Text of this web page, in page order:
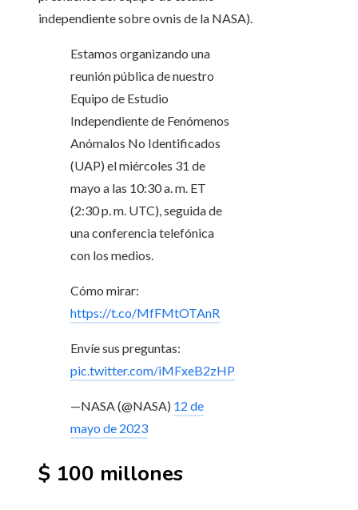
independiente sobre ovnis de la NASA).
Estamos organizando una
reunión pública de nuestro
Equipo de Estudio
Independiente de Fenómenos
Anómalos No Identificados
(UAP) el miércoles 31 de
mayo a las 10:30 a. m. ET
(2:30 p. m. UTC), seguida de
una conferencia telefónica
con los medios.
Cómo mirar:
https://t.co/MfFMtOTAnR
Envíe sus preguntas:
pic.twitter.com/iMFxeB2zHP
—NASA (@NASA) 12 de
mayo de 2023
$ 100 millones